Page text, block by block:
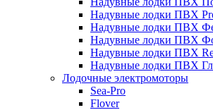
Надувные лодки ПВХ
Надувные лодки ПВХ
Надувные лодки ПВХ
Надувные лодки ПВХ
Надувные лодки ПВХ
Лодочные электромоторы
Sea-Pro
Flover